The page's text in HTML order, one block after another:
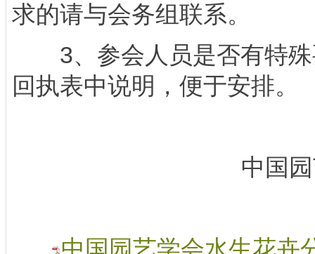
求的请与会务组联系。
3、参会人员是否有特殊
回执表中说明，便于安排。
中国
中国园艺学会水生花卉